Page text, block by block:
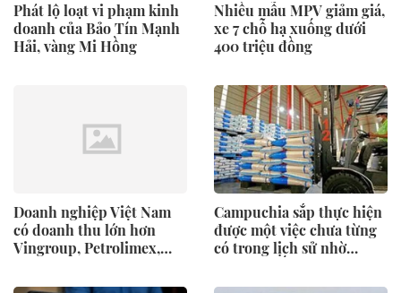
Phát lộ loạt vi phạm kinh
doanh của Bảo Tín Mạnh
Hải, vàng Mi Hồng
Nhiều mẫu MPV giảm giá,
xe 7 chỗ hạ xuống dưới
400 triệu đồng
Doanh nghiệp Việt Nam
có doanh thu lớn hơn
Vingroup, Petrolimex,
doanh nghiệp lớn nhất
Campuchia sắp thực hiện
được một việc chưa từng
có trong lịch sử nhờ